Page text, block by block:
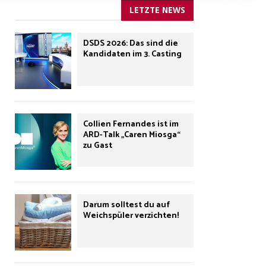
LETZTE NEWS
DSDS 2026: Das sind die
Kandidaten im 3. Casting
Collien Fernandes ist im
ARD-Talk „Caren Miosga“
zu Gast
Darum solltest du auf
Weichspüler verzichten!